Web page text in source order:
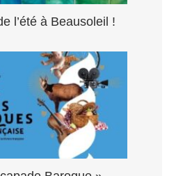
l’été à Beausoleil !